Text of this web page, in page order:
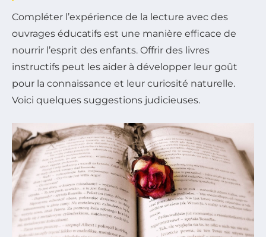
Compléter l’expérience de la lecture avec des
ouvrages éducatifs est une manière efficace de
nourrir l’esprit des enfants. Offrir des livres
instructifs peut les aider à développer leur goût
pour la connaissance et leur curiosité naturelle.
Voici quelques suggestions judicieuses.